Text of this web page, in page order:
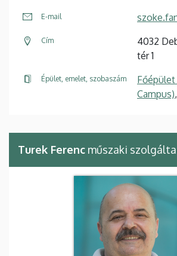
E-mail
Cím
4032
tér 1
Épület, emelet, szobaszám
Campus)
Turek Ferenc műszaki